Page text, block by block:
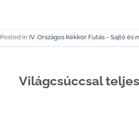
Posted in IV. Országos Kékkör Futás - Sajtó és
Világcsúccsal